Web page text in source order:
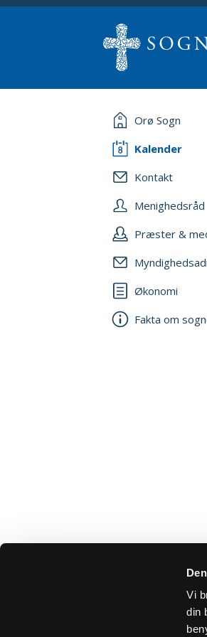
Vi
din
Orø Sogn
Kalender
Kontakt
Menighedsråd
Præster &
Økonomi
Fakta om